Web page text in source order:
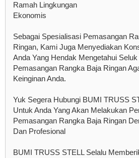
Ramah Lingkungan
Ekonomis
Sebagai Spesialisasi Pemasangan
Ringan, Kami Juga Menyediakan
Anda Yang Hendak Mengetahui
Pemasangan Rangka Baja Ringan
Keinginan Anda.
Yuk Segera Hubungi BUMI TRUSS
Untuk Anda Yang Akan Melakukan
Pemasangan Rangka Baja Ringan
Dan Profesional
BUMI TRUSS STELL Selalu